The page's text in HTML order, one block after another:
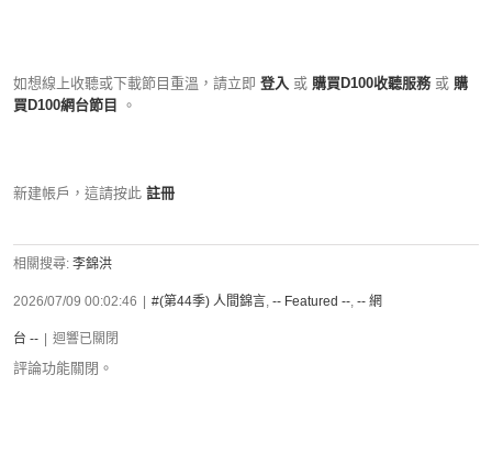
如想線上收聽或下載節目重溫，請立即 登入 或 購買D100收聽服務 或 購
買D100網台節目
。
新建帳戶，這請按此 註冊
相關搜尋: 李錦洪
2026/07/09 00:02:46 #(第44季) 人間錦言, -- Featured --, -- 網
台 -- 迴響已關閉
評論功能關閉。